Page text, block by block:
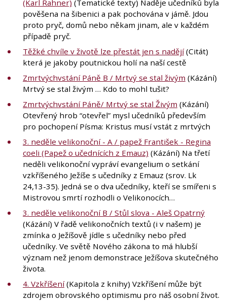
(Karl Rahner) (Tematické texty) Naděje učedníků byla
pověšena na šibenici a pak pochována v jámě. Jdou
proto pryč, domů nebo někam jinam, ale v každém
případě pryč.
Těžké chvíle v životě lze přestát jen s nadějí(Citát)
která je jakoby poutnickou holí na naší cestě
Zmrtvýchvstání Páně B / Mrtvý se stal živým (Kázání)
Mrtvý se stal živým … Kdo to mohl tušit?
Zmrtvýchvstání Páně/ Mrtvý se stal Živým (Kázání)
Otevřený hrob “otevřel” mysl učedníků především
pro pochopení Písma: Kristus musí vstát z mrtvých
3. neděle velikonoční - A / papež František - Regina
coeli (Papež o učednících z Emauz) (Kázání) Na třetí
neděli velikonoční vypráví evangelium o setkání
vzkříšeného Ježíše s učedníky z Emauz (srov. Lk
24,13-35). Jedná se o dva učedníky, kteří se smířeni s
Mistrovou smrtí rozhodli o Velikonocích…
3. neděle velikonoční B / Stůl slova - Aleš Opatrný
(Kázání) V řadě velikonočních textů (i v našem) je
zmínka o Ježíšově jídle s učedníky nebo před
učedníky. Ve světě Nového zákona to má hlubší
význam než jenom demonstrace Ježíšova skutečného
života.
4. Vzkříšení(Kapitola z knihy) Vzkříšení může být
zdrojem obrovského optimismu pro náš osobní život.